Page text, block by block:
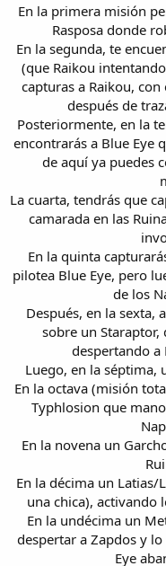
En la primera misión
Rasposa donde
En la segunda, te
(que Raikou
capturas a Raikou,
después de
Posteriormente, en la
encontrarás a Blue Eye
de aquí ya puedes
La cuarta, tendrás que
camarada en las
En la quinta
pilotea Blue Eye, pero
de los
Después, en la sexta,
sobre un Staraptor,
despertando a
Luego, en la séptima,
En la octava (misión
Typhlosion que
En la novena un
En la décima un Latias/
una chica), activando
En la undécima un
despertar a Zapdos y
Eye